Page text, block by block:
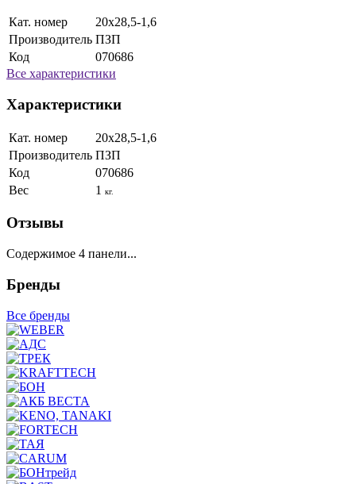
Кат. номер
20х28,5-1,6
Производитель ПЗП
Код
070686
Все характеристики
Характеристики
Кат. номер
20х28,5-1,6
Производитель ПЗП
Код
070686
Вес
1 кг.
Отзывы
Содержимое 4 панели...
Бренды
Все бренды